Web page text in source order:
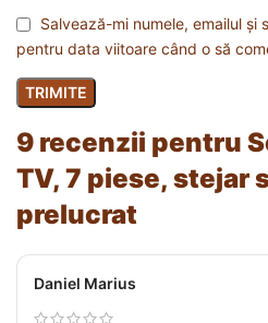
9 recenzii pentru
TV, 7 piese, stejar
prelucrat
Daniel Marius
Salvează-mi numele, emailul
pentru data viitoare când o să